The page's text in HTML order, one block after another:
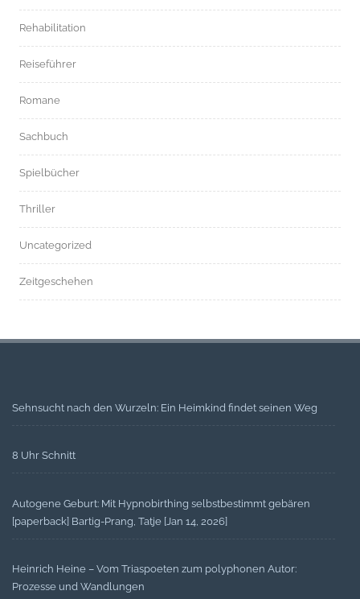
Rehabilitation
Reiseführer
Romane
Sachbuch
Spielbücher
Thriller
Uncategorized
Zeitgeschehen
Sehnsucht nach den Wurzeln: Ein Heimkind findet seinen Weg
8 Uhr Schnitt
Autogene Geburt: Mit Hypnobirthing selbstbestimmt gebären
[paperback] Bartig-Prang, Tatje [Jan 14, 2026]
Heinrich Heine – Vom Triaspoeten zum polyphonen Autor:
Prozesse und Wandlungen